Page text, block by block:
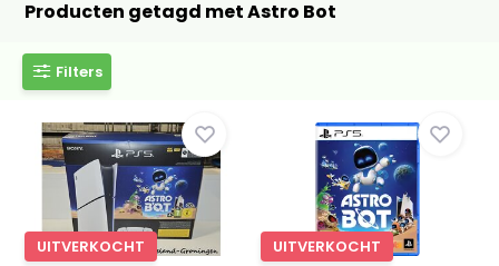
Producten getagd met Astro Bot
Filters
UITVERKOCHT
UITVERKOCHT